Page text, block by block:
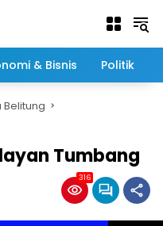
& Bisnis Politik
Belitung
Tumbang
316